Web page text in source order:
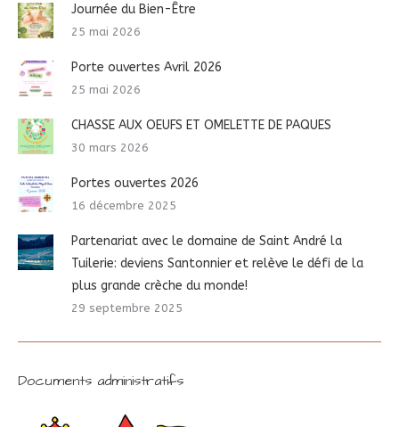
Journée du Bien-Être
25 mai 2026
Porte ouvertes Avril 2026
25 mai 2026
CHASSE AUX OEUFS ET OMELETTE DE PAQUES
30 mars 2026
Portes ouvertes 2026
16 décembre 2025
Partenariat avec le domaine de Saint André la
Tuilerie: deviens Santonnier et relève le défi de la
plus grande crèche du monde!
29 septembre 2025
Documents administratifs